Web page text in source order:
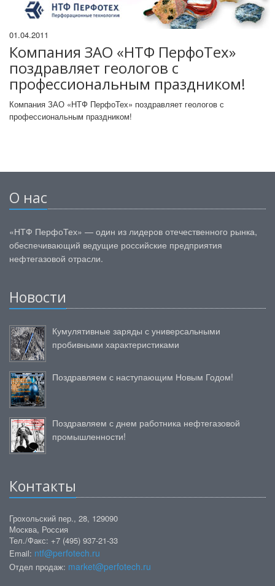
01.04.2011
Компания ЗАО «НТФ ПерфоТех»
поздравляет геологов с
профессиональным праздником!
Компания ЗАО «НТФ ПерфоТех» поздравляет геологов с
профессиональным праздником!
О нас
«НТФ ПерфоТех» — один из лидеров отечественного рынка,
обеспечивающий ведущие российские предприятия
нефтегазовой отрасли.
Новости
Кумулятивные заряды с универсальными
пробивными характеристиками
Поздравляем с наступающим Новым Годом!
Поздравляем с днем работника нефтегазовой
промышленности!
Контакты
Грохольский пер., 28, 129090
Москва, Россия
Тел./Факс: +7 (495) 937-21-33
Email: ntf@perfotech.ru
Отдел продаж: market@perfotech.ru